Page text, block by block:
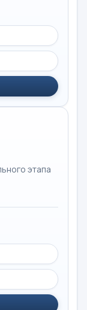
этапа